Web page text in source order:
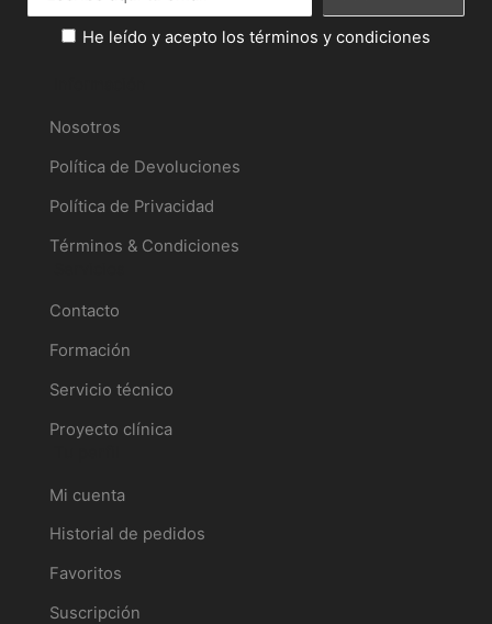
He leído y acepto los términos y condiciones
Nosotros
Política de Devoluciones
Política de Privacidad
Términos & Condiciones
Contacto
Formación
Servicio técnico
Proyecto clínica
Mi cuenta
Historial de pedidos
Favoritos
Suscripción